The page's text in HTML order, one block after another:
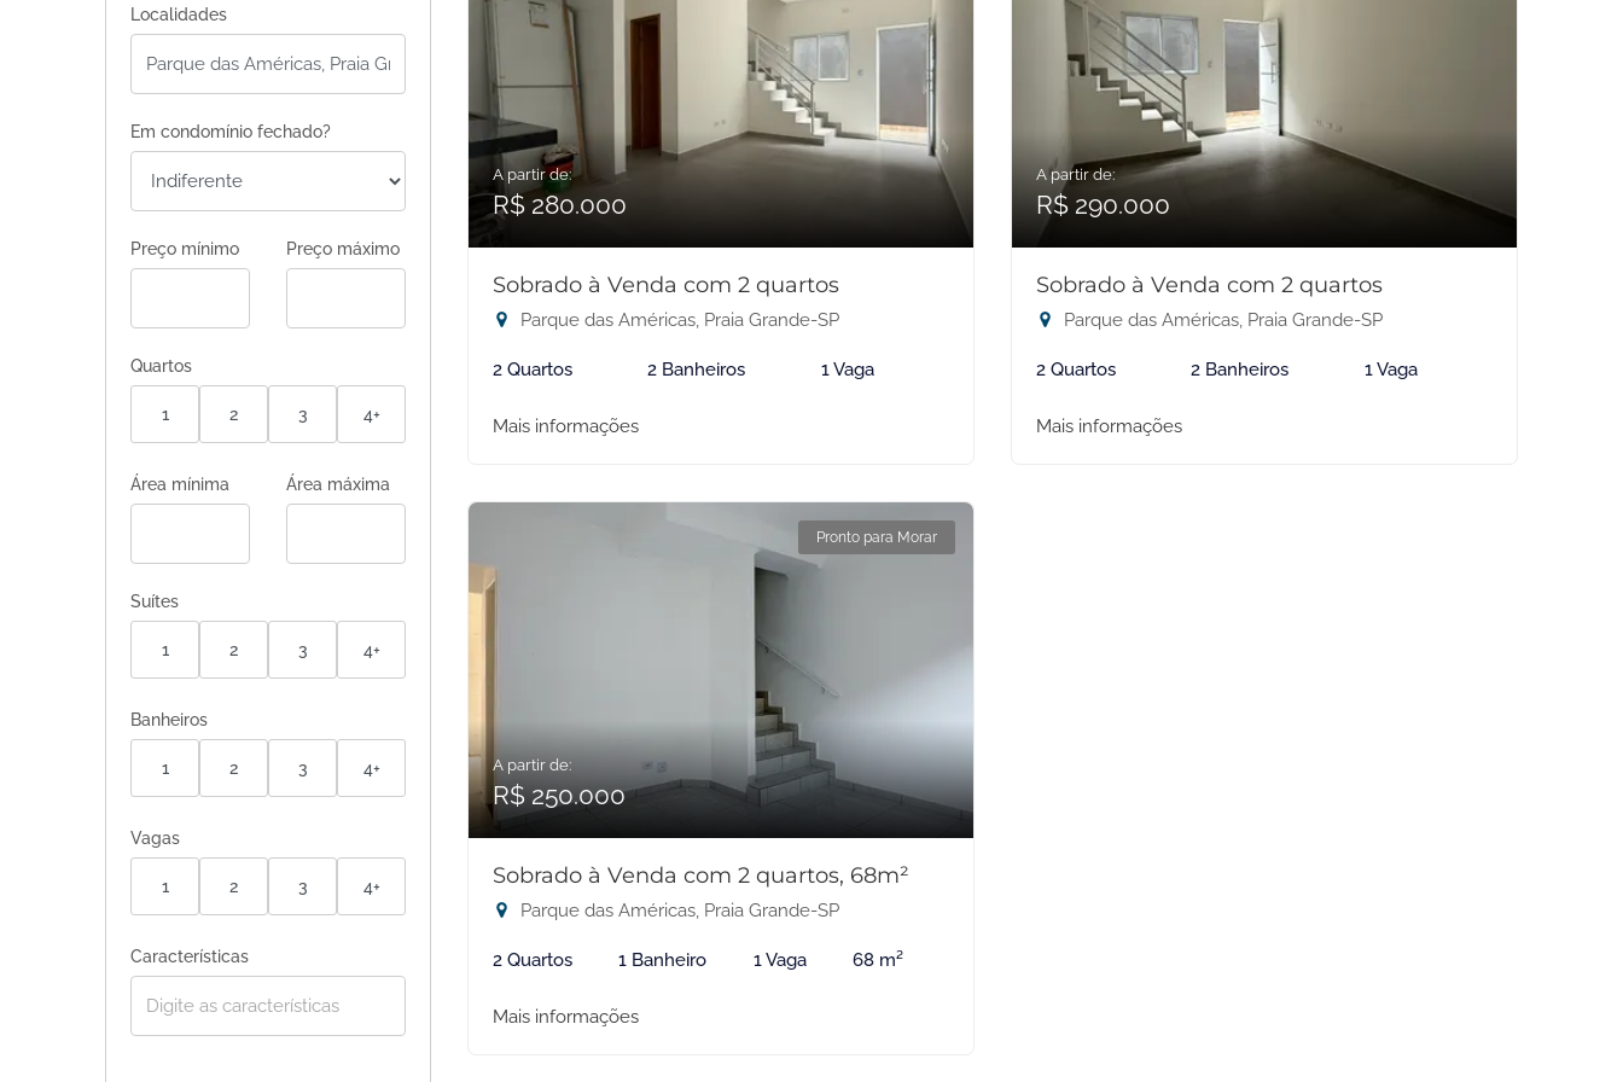
Localidades
Em condomínio fechado?
Preço mínimo Preço máximo
Quartos
1 2 3 4+
Área mínima Área máxima
Suítes
1 2 3 4+
Banheiros
1 2 3 4+
Vagas
1 2 3 4+
Características
A partir de:
R$ 280.000
Sobrado à Venda com 2 quartos
Parque das Américas, Praia Grande-SP
2 Quartos 2 Banheiros 1 Vaga
Mais informações
A partir de:
R$ 290.000
Sobrado à Venda com 2 quartos
Parque das Américas, Praia Grande-SP
2 Quartos 2 Banheiros 1 Vaga
Mais informações
Pronto para Morar
A partir de:
R$ 250.000
Sobrado à Venda com 2 quartos, 68m²
Parque das Américas, Praia Grande-SP
2 Quartos 1 Banheiro 1 Vaga 68 m²
Mais informações